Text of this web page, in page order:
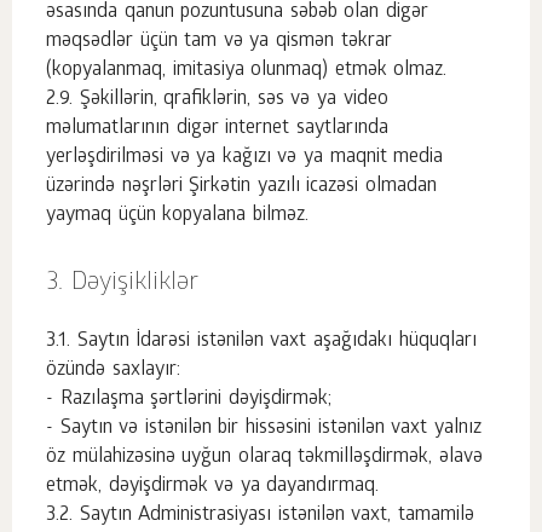
əsasında qanun pozuntusuna səbəb olan digər
məqsədlər üçün tam və ya qismən təkrar
(kopyalanmaq, imitasiya olunmaq) etmək olmaz.
Şəkillərin, qrafiklərin, səs və ya video
məlumatlarının digər internet saytlarında
yerləşdirilməsi və ya kağızı və ya maqnit media
üzərində nəşrləri Şirkətin yazılı icazəsi olmadan
yaymaq üçün kopyalana bilməz.
Dəyişikliklər
Saytın İdarəsi istənilən vaxt aşağıdakı hüquqları
özündə saxlayır:
- Razılaşma şərtlərini dəyişdirmək;
- Saytın və istənilən bir hissəsini istənilən vaxt yalnız
öz mülahizəsinə uyğun olaraq təkmilləşdirmək, əlavə
etmək, dəyişdirmək və ya dayandırmaq.
Saytın Administrasiyası istənilən vaxt, tamamilə